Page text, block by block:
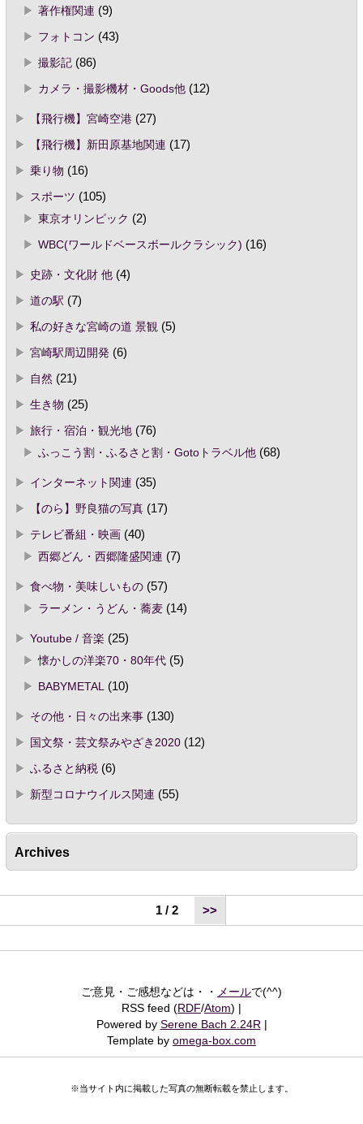
著作権関連 (9)
フォトコン (43)
撮影記(86)
カメラ・撮影機材・Goods他(12)
【飛行機】宮崎空港(27)
【飛行機】新田原基地関連 (17)
乗り物 (16)
スポーツ (105)
東京オリンピック (2)
WBC(ワールドベースボールクラシック) (16)
史跡・文化財 他(4)
道の駅 (7)
私の好きな宮崎の道 景観(5)
宮崎駅周辺開発(6)
自然 (21)
生き物 (25)
旅行・宿泊・観光地(76)
ふっこう割・ふるさと割・Gotoトラベル他(68)
インターネット関連 (35)
【のら】野良猫の写真(17)
テレビ番組・映画(40)
西郷どん・西郷隆盛関連 (7)
食べ物・美味しいもの(57)
ラーメン・うどん・蕎麦(14)
Youtube / 音楽 (25)
懐かしの洋楽70・80年代(5)
BABYMETAL(10)
その他・日々の出来事(130)
国文祭・芸文祭みやざき2020(12)
ふるさと納税(6)
新型コロナウイルス関連 (55)
Archives
1 / 2 >>
ご意見・ご感想などは・・ メールで(^^)
RSS feed (RDF/Atom)
Powered by Serene Bach 2.24R
Template by omega-box.com
※当サイト内に掲載した写真の無断転載を禁止します。